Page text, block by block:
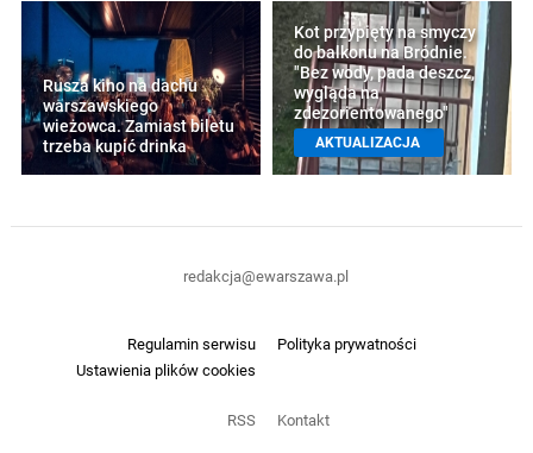
Rusza kino na dachu
warszawskiego
wieżowca. Zamiast biletu
trzeba kupić drinka
Kot przypięty na smyczy
do balkonu na Bródnie.
"Bez wody, pada deszcz,
wygląda na
zdezorientowanego"
AKTUALIZACJA
Regulamin serwisu
Polityka prywatności
Ustawienia plików cookies
RSS Kontakt
redakcja@ewarszawa.pl